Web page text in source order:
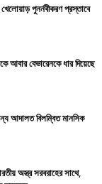
পুনর্নবীকরণ প্রস্তাবে
আবার বেভারেনকে ধার দিয়েছে
আদালত বিলম্বিত মানসিক
অস্ত্র সরবরাহের সাথে,